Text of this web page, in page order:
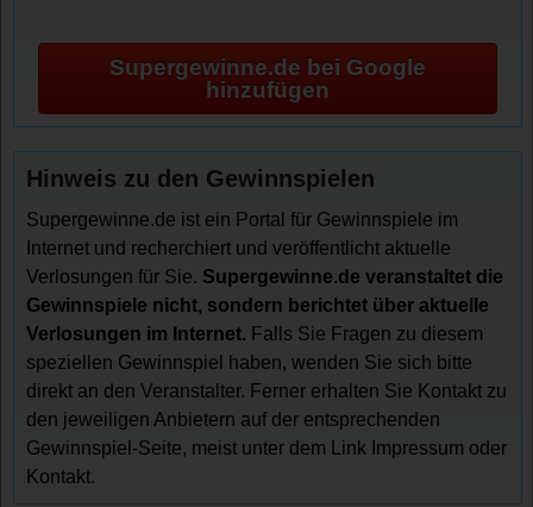
Supergewinne.de bei Google
hinzufügen
Hinweis zu den Gewinnspielen
Supergewinne.de ist ein Portal für Gewinnspiele im
Internet und recherchiert und veröffentlicht aktuelle
Verlosungen für Sie. Supergewinne.de veranstaltet die
Gewinnspiele nicht, sondern berichtet über aktuelle
Verlosungen im Internet. Falls Sie Fragen zu diesem
speziellen Gewinnspiel haben, wenden Sie sich bitte
direkt an den Veranstalter. Ferner erhalten Sie Kontakt zu
den jeweiligen Anbietern auf der entsprechenden
Gewinnspiel-Seite, meist unter dem Link Impressum oder
Kontakt.